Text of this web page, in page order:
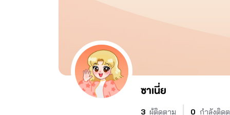
ซาเนี่ย
3 ผู้ติดตาม 0 กำลังติด